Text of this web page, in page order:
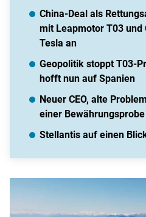
China-Deal als
mit Leapmotor T03
Tesla an
Geopolitik stoppt T03-
hofft nun auf Spanien
Neuer CEO, alte
einer Bewährungsprobe
Stellantis auf einen